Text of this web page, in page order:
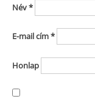
Név*
E-mail cím*
Honlap